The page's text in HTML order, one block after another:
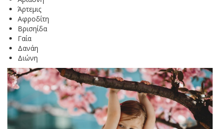
Άρτεμις
Αφροδίτη
Βρισηίδα
Γαία
Δανάη
Διώνη